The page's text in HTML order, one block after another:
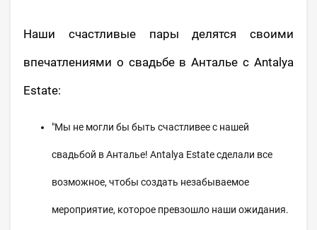
Наши счастливые пары делятся своими
впечатлениями о свадьбе в Анталье с Antalya
Estate:
"Мы не могли бы быть счастливее с нашей
свадьбой в Анталье! Antalya Estate сделали все
возможное, чтобы создать незабываемое
мероприятие, которое превзошло наши ожидания.